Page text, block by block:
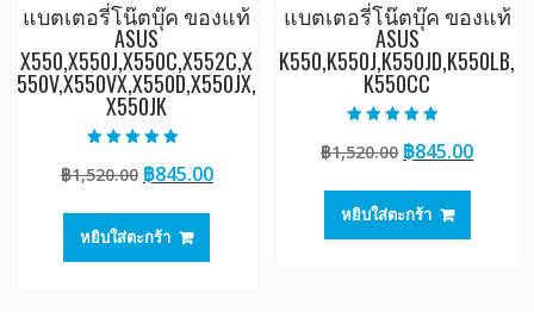
แบตเตอรี่โน๊ตบุ๊ค ของแท้
ASUS
X550,X550J,X550C,X552C,X
550V,X550VX,X550D,X550JX,
X550JK
5.00
ตั้งแต่ 1-5
฿1,520.00 Original
was:
฿1,520.00.
฿845.00Current
หยิบใส่ตะกร้า
แบตเตอรี่โน๊ตบุ๊ค ของแท้
ASUS
K550,K550J,K550JD,K550LB,
K550CC
5.00
ตั้งแต่ 1-5
฿1,520.00 Original
was:
฿1,520.00.
฿845.00
หยิบใส่ตะกร้า